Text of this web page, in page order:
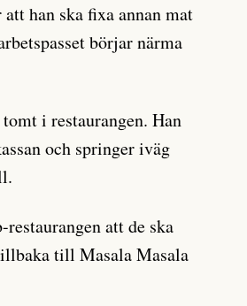
han ska fixa annan mat
börjar närma
i restaurangen. Han
och springer iväg
att de ska
till Masala Masala